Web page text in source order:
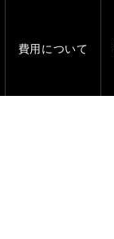
費用について